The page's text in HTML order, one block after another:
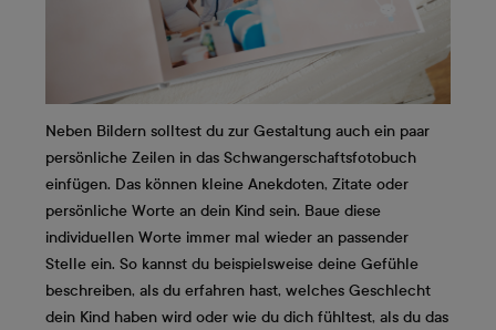
Neben Bildern solltest du zur Gestaltung auch ein paar
persönliche Zeilen in das Schwangerschaftsfotobuch
einfügen. Das können kleine Anekdoten, Zitate oder
persönliche Worte an dein Kind sein. Baue diese
individuellen Worte immer mal wieder an passender
Stelle ein. So kannst du beispielsweise deine Gefühle
beschreiben, als du erfahren hast, welches Geschlecht
dein Kind haben wird oder wie du dich fühltest, als du das